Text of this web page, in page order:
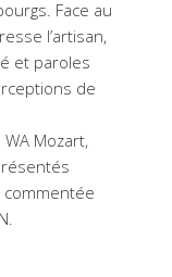
Face au
l’artisan,
et paroles
de
Mozart,
commentée